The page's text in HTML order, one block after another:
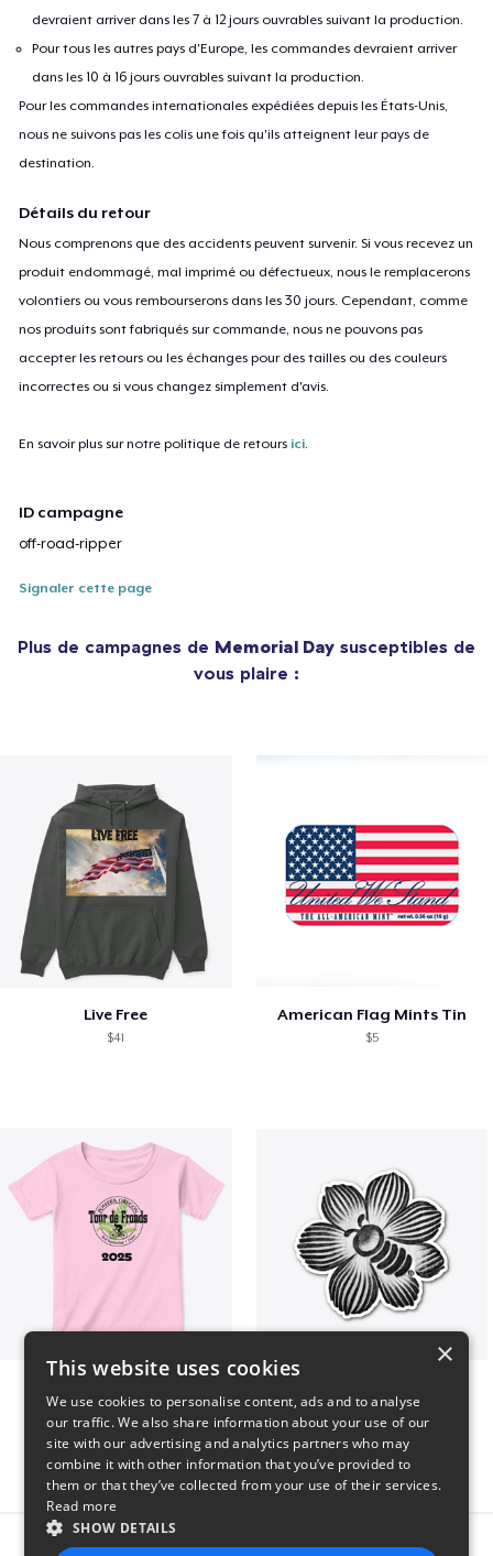
devraient arriver dans les 7 à 12 jours ouvrables suivant la production.
Pour tous les autres pays d'Europe, les commandes devraient arriver
dans les 10 à 16 jours ouvrables suivant la production.
Pour les commandes internationales expédiées depuis les États-Unis,
nous ne suivons pas les colis une fois qu'ils atteignent leur pays de
destination.
Détails du retour
Nous comprenons que des accidents peuvent survenir. Si vous recevez un
produit endommagé, mal imprimé ou défectueux, nous le remplacerons
volontiers ou vous rembourserons dans les 30 jours. Cependant, comme
nos produits sont fabriqués sur commande, nous ne pouvons pas
accepter les retours ou les échanges pour des tailles ou des couleurs
incorrectes ou si vous changez simplement d'avis.
En savoir plus sur notre politique de retours ici.
ID campagne
off-road-ripper
Signaler cette page
Plus de campagnes de Memorial Day susceptibles de
vous plaire :
Live Free
$41
American Flag Mints Tin
$5
$22 $7
Report this product
×
This website uses cookies
We use cookies to personalise content, ads and to analyse
our traffic. We also share information about your use of our
site with our advertising and analytics partners who may
combine it with other information that you’ve provided to
them or that they’ve collected from your use of their services.
Read more
SHOW DETAILS